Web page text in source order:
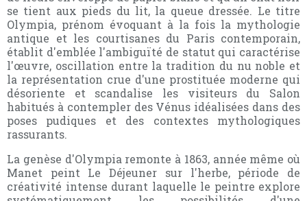
se tient aux pieds du lit, la queue dressée. Le titre
Olympia, prénom évoquant à la fois la mythologie
antique et les courtisanes du Paris contemporain,
établit d'emblée l'ambiguïté de statut qui caractérise
l'œuvre, oscillation entre la tradition du nu noble et
la représentation crue d'une prostituée moderne qui
désoriente et scandalise les visiteurs du Salon
habitués à contempler des Vénus idéalisées dans des
poses pudiques et des contextes mythologiques
rassurants.
La genèse d'Olympia remonte à 1863, année même où
Manet peint Le Déjeuner sur l'herbe, période de
créativité intense durant laquelle le peintre explore